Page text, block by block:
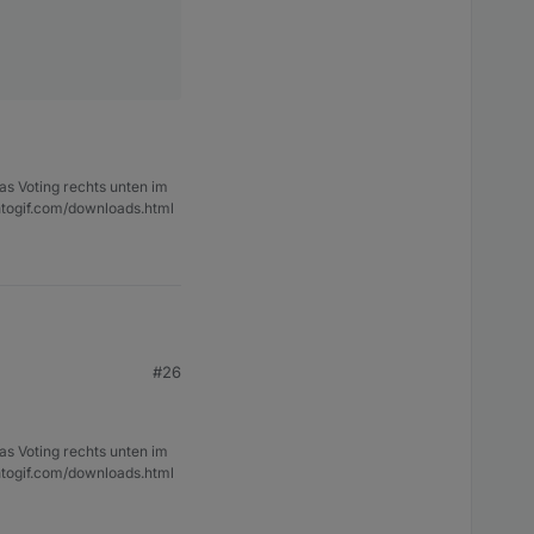
die tabelle so
Voting rechts unten im
downloads.html
#26
Voting rechts unten im
downloads.html